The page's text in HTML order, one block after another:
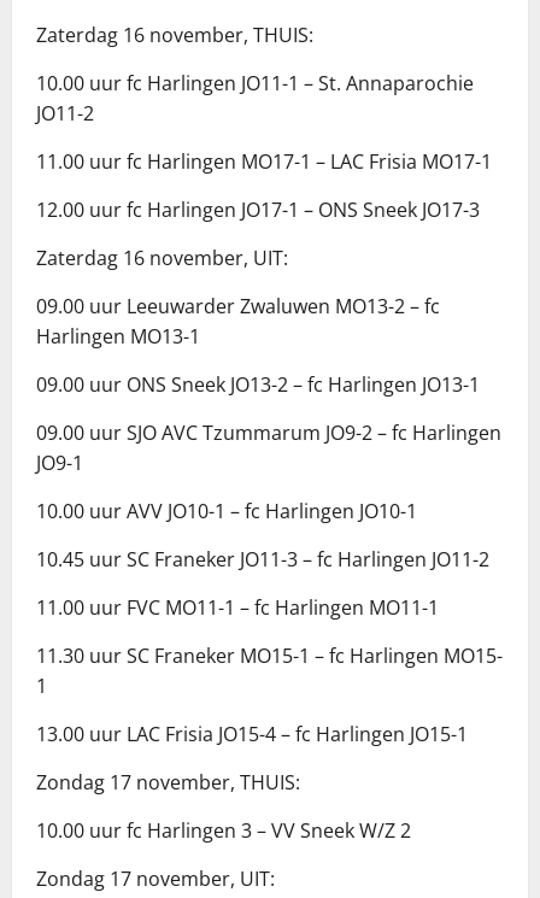
Zaterdag 16 november, THUIS:
10.00 uur fc Harlingen JO11-1 – St. Annaparochie
JO11-2
11.00 uur fc Harlingen MO17-1 – LAC Frisia MO17-1
12.00 uur fc Harlingen JO17-1 – ONS Sneek JO17-3
Zaterdag 16 november, UIT:
09.00 uur Leeuwarder Zwaluwen MO13-2 – fc
Harlingen MO13-1
09.00 uur ONS Sneek JO13-2 – fc Harlingen JO13-1
09.00 uur SJO AVC Tzummarum JO9-2 – fc Harlingen
JO9-1
10.00 uur AVV JO10-1 – fc Harlingen JO10-1
10.45 uur SC Franeker JO11-3 – fc Harlingen JO11-2
11.00 uur FVC MO11-1 – fc Harlingen MO11-1
11.30 uur SC Franeker MO15-1 – fc Harlingen MO15-
1
13.00 uur LAC Frisia JO15-4 – fc Harlingen JO15-1
Zondag 17 november, THUIS:
10.00 uur fc Harlingen 3 – VV Sneek W/Z 2
Zondag 17 november, UIT: